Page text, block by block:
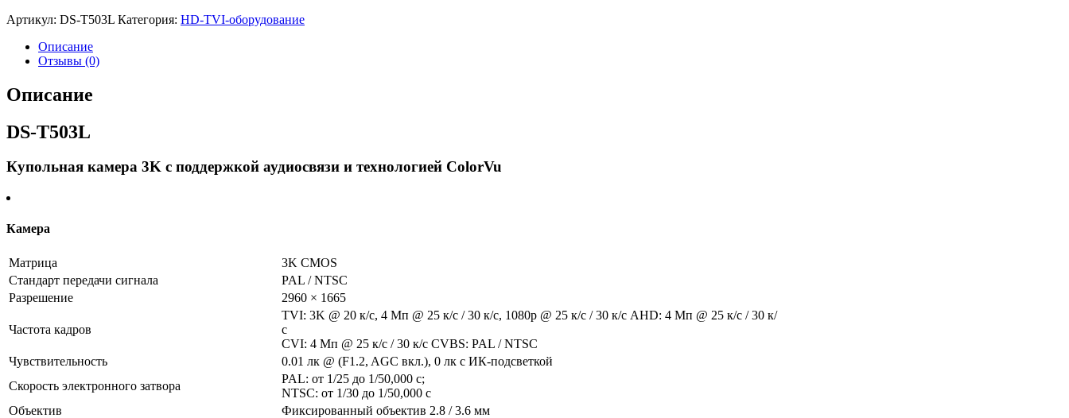
Артикул: DS-T503L Категория: HD-TVI-оборудование
Описание
Отзывы (0)
Описание
DS-T503L
Купольная камера 3K с поддержкой аудиосвязи и технологией ColorVu
Камера
Матрица
3K CMOS
Стандарт передачи сигнала
PAL / NTSC
Разрешение
2960 × 1665
Частота кадров
TVI: 3K @ 20 к/с, 4 Мп @ 25 к/с / 30 к/с, 1080p @ 25 к/с / 30 к/с AHD: 4 Мп @ 25 к/с / 30 к/
с
CVI: 4 Мп @ 25 к/с / 30 к/с CVBS: PAL / NTSC
Чувствительность
0.01 лк @ (F1.2, AGC вкл.), 0 лк с ИК-подсветкой
Скорость электронного затвора
PAL: от 1/25 до 1/50,000 с;
NTSC: от 1/30 до 1/50,000 с
Объектив
Фиксированный объектив 2.8 / 3.6 мм